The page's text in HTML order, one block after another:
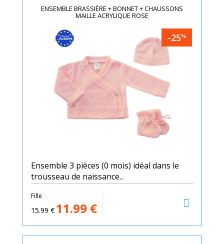
ENSEMBLE BRASSIÈRE + BONNET + CHAUSSONS
MAILLE ACRYLIQUE ROSE
-25%
Ensemble 3 pièces (0 mois) idéal dans le
trousseau de naissance...
Fille
15.99 € 11.99 €